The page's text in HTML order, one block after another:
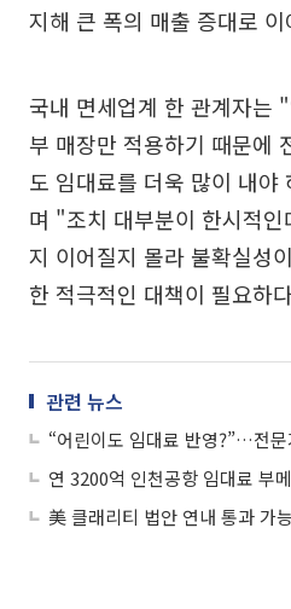
지해 큰 폭의 매출 증대로
국내 면세업계 한 관계자는
부 매장만 적용하기 때문에
도 임대료를 더욱 많이 내
며 "조치 대부분이 한시적
지 이어질지 몰라 불확실성
한 적극적인 대책이 필요하
관련 뉴스